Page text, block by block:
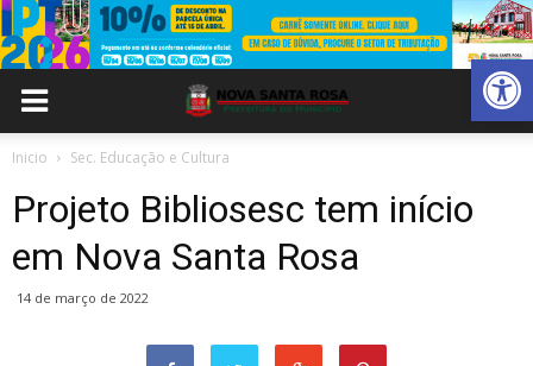
Abrir
Inicio Sec. Educação e Cultura
Projeto Bibliosesc tem início
em Nova Santa Rosa
14 de março de 2022